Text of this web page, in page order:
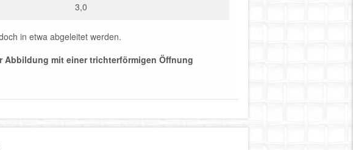
3,0
in etwa abgeleitet werden.
Abbildung mit einer trichterförmigen Öffnung